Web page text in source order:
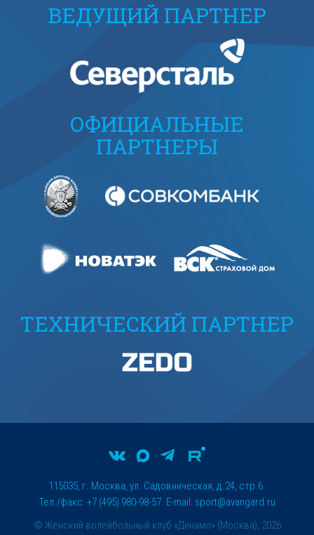
ВЕДУЩИЙ ПАРТНЕР
ОФИЦИАЛЬНЫЕ
ПАРТНЕРЫ
ТЕХНИЧЕСКИЙ ПАРТНЕР
© Женский волейбольный клуб «Динамо» (Москва), 2026
115035, г. Москва, ул. Садовническая, д.24, стр.6.
Тел./факс: +7 (495) 980-98-57. E-mail: sport@avangard.ru